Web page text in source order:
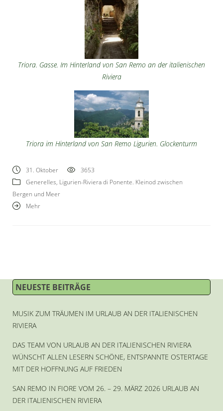
Triora. Gasse. Im Hinterland von San Remo an der italienischen
Riviera
Triora im Hinterland von San Remo Ligurien. Glockenturm
31. Oktober
3653
Generelles, Ligurien-Riviera di Ponente. Kleinod zwischen
Bergen und Meer
Mehr
NEUESTE BEITRÄGE
MUSIK ZUM TRÄUMEN IM URLAUB AN DER ITALIENISCHEN
RIVIERA
DAS TEAM VON URLAUB AN DER ITALIENISCHEN RIVIERA
WÜNSCHT ALLEN LESERN SCHÖNE, ENTSPANNTE OSTERTAGE
MIT DER HOFFNUNG AUF FRIEDEN
SAN REMO IN FIORE VOM 26. – 29. MÄRZ 2026 URLAUB AN
DER ITALIENISCHEN RIVIERA